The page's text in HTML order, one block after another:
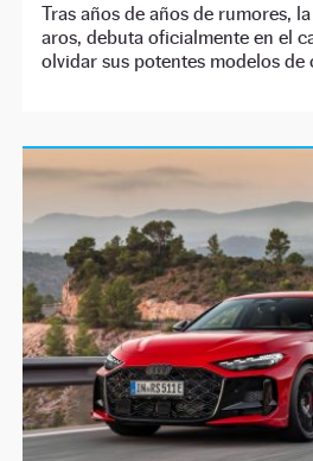
Tras años de años de rumores,
aros, debuta oficialmente en el
olvidar sus potentes modelos de